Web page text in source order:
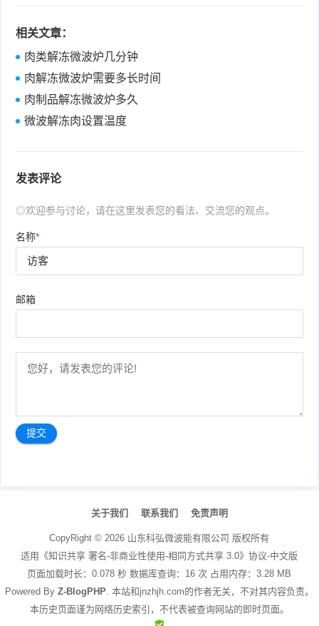
相关文章：
肉类解冻微波炉几分钟
肉解冻微波炉需要多长时间
肉制品解冻微波炉多久
微波解冻肉设置温度
发表评论
◎欢迎参与讨论，请在这里发表您的看法、交流您的观点。
名称*
邮箱
关于我们 联系我们 免责声明
CopyRight © 2026 山东科弘微波能有限公司 版权所有
适用《知识共享 署名-非商业性使用-相同方式共享 3.0》协议-中文版
页面加载时长：0.078 秒 数据库查询：16 次 占用内存：3.28 MB
Powered By Z-BlogPHP. 本站和jnzhjh.com的作者无关，不对其内容负责。
本历史页面谨为网络历史索引，不代表被查询网站的即时页面。